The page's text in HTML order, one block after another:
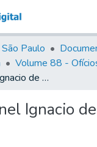
&
Coleções
Tudo na
Biblioteca
Estatísticas
Paulo
Para o Coronel Ignacio de Sá Soutto Maior.
Ignacio